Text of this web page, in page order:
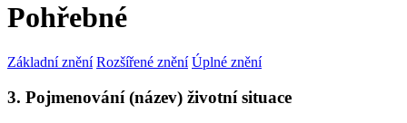
Pohřebné
Základní znění Rozšířené znění Úplné znění
3. Pojmenování (název) životní situace